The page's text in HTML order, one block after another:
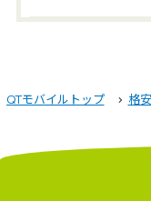
QTモバイルトップ 格